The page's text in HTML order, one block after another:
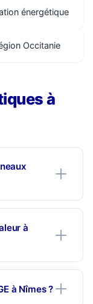
énergétique
Occitanie
à
à
à Nîmes ?